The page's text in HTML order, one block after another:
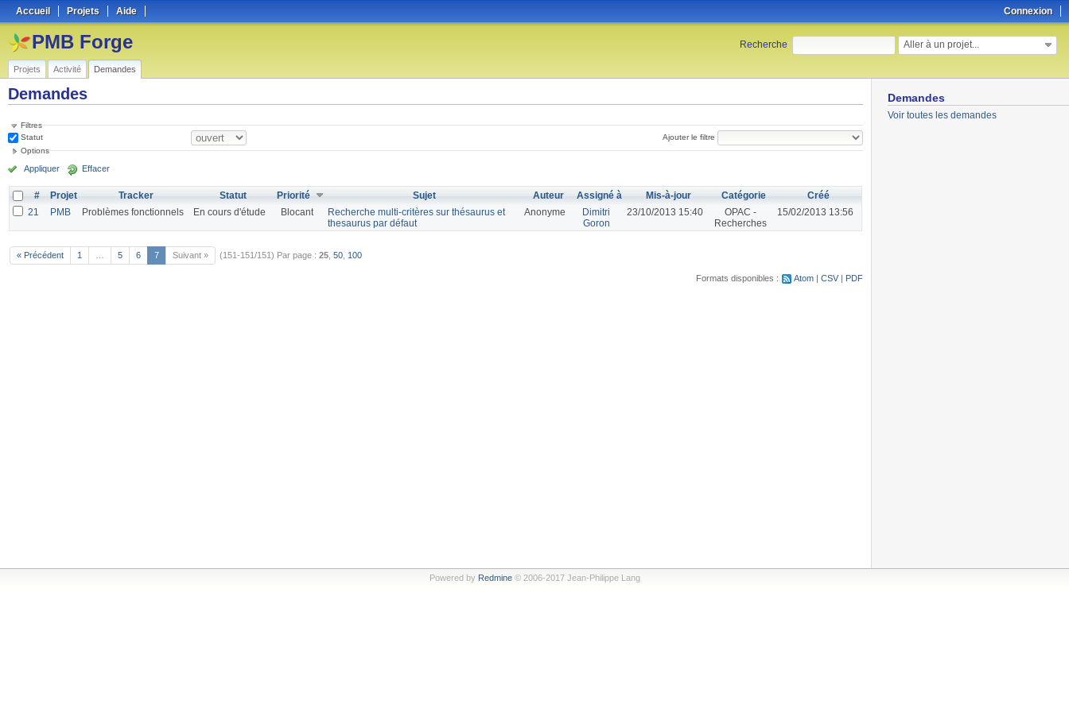
Connexion
Accueil Projets Aide
Recherche: Aller à un projet...
PMB Forge
Projets Activité Demandes
Demandes
Voir toutes les demandes
Demandes
Filtres
Statut
Ajouter le filtre
Options
Appliquer Effacer
# Projet Tracker Statut Priorité Sujet Auteur Assigné à Mis-à-jour Catégorie
Créé
21
PMB Problèmes fonctionnels En cours d'étude Blocant
Recherche multi-critères sur thésaurus et
thesaurus par défaut
Anonyme
Dimitri
Goron
23/10/2013 15:40
OPAC -
Recherches
15/02/2013 13:56
« Précédent 1 5 6 7 Suivant » (151-151/151) Par page : 25 50 100
Formats disponibles : Atom CSV PDF
Powered by Redmine© 2006-2017 Jean-Philippe Lang